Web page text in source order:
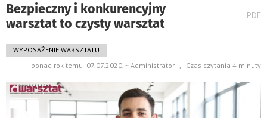
Bezpieczny i konkurencyjny
warsztat to czysty warsztat
PDF
WYPOSAŻENIE WARSZTATU
ponad rok temu 07.07.2020, ~ Administrator - , Czas czytania 4 minuty